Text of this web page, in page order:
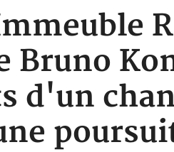
Bruno
d'un